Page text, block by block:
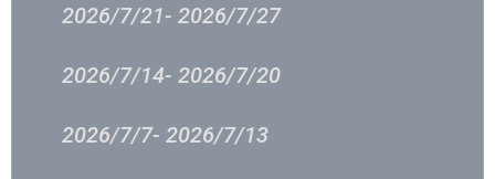
2026/7/21- 2026/7/27
2026/7/14- 2026/7/20
2026/7/7- 2026/7/13